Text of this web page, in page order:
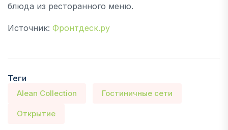
блюда из ресторанного меню.
Источник: Фронтдеск.ру
Теги
Alean Collection Гостиничные сети
Открытие